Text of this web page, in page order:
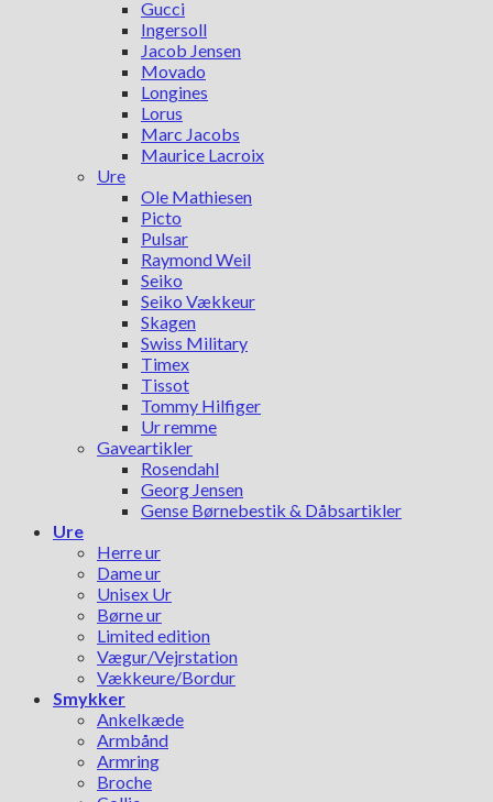
Gucci
Ingersoll
Jacob Jensen
Movado
Longines
Lorus
Marc Jacobs
Maurice Lacroix
Ure
Ole Mathiesen
Picto
Pulsar
Raymond Weil
Seiko
Seiko Vækkeur
Skagen
Swiss Military
Timex
Tissot
Tommy Hilfiger
Ur remme
Gaveartikler
Rosendahl
Georg Jensen
Gense Børnebestik & Dåbsartikler
Ure
Herre ur
Dame ur
Unisex Ur
Børne ur
Limited edition
Vægur/Vejrstation
Vækkeure/Bordur
Smykker
Ankelkæde
Armbånd
Armring
Broche